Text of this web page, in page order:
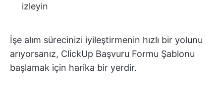
izleyin
İşe alım sürecinizi iyileştirmenin hızlı bir yolunu
arıyorsanız, ClickUp Başvuru Formu Şablonu
başlamak için harika bir yerdir.